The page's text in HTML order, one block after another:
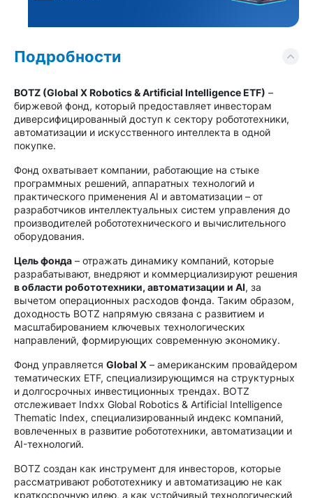
Подробности
BOTZ (Global X Robotics & Artificial Intelligence ETF) –
биржевой фонд, который предоставляет инвесторам
диверсифицированный доступ к сектору робототехники,
автоматизации и искусственного интеллекта в одной
покупке.
Фонд охватывает компании, работающие на стыке
программных решений, аппаратных технологий и
практического применения AI и автоматизации – от
разработчиков интеллектуальных систем управления до
производителей робототехнического и вычислительного
оборудования.
Цель фонда – отражать динамику компаний, которые
разрабатывают, внедряют и коммерциализируют решения
в области робототехники, автоматизации и AI, за
вычетом операционных расходов фонда. Таким образом,
доходность BOTZ напрямую связана с развитием и
масштабированием ключевых технологических
направлений, формирующих современную экономику.
Фонд управляется Global X – американским провайдером
тематических ETF, специализирующимся на структурных
и долгосрочных инвестиционных трендах. BOTZ
отслеживает Indxx Global Robotics & Artificial Intelligence
Thematic Index, специализированный индекс компаний,
вовлеченных в развитие робототехники, автоматизации и
AI-технологий.
BOTZ создан как инструмент для инвесторов, которые
рассматривают робототехнику и автоматизацию не как
краткосрочную идею, а как устойчивый технологический